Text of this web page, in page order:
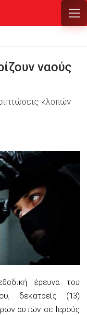
ναούς
κλοπών
έρευνα του
δεκατρείς (13)
αυτών σε Ιερούς